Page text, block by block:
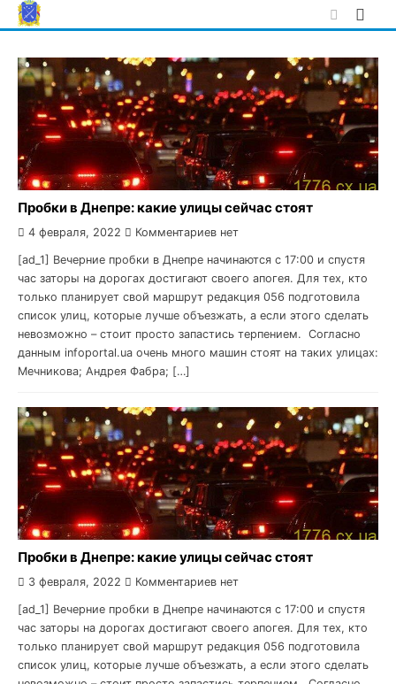
Skip
to
Пробки в Днепре: какие улицы сейчас стоят
4 февраля, 2022 Комментариев нет
[ad_1] Вечерние пробки в Днепре начинаются с 17:00 и спустя
час заторы на дорогах достигают своего апогея. Для тех, кто
только планирует свой маршрут редакция 056 подготовила
список улиц, которые лучше объезжать, а если этого сделать
невозможно – стоит просто запастись терпением. Согласно
данным infoportal.ua очень много машин стоят на таких улицах:
Мечникова; Андрея Фабра; […]
Пробки в Днепре: какие улицы сейчас стоят
3 февраля, 2022 Комментариев нет
[ad_1] Вечерние пробки в Днепре начинаются с 17:00 и спустя
час заторы на дорогах достигают своего апогея. Для тех, кто
только планирует свой маршрут редакция 056 подготовила
список улиц, которые лучше объезжать, а если этого сделать